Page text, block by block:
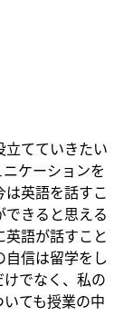
立てていきたい
ケーションを
英語を話すこ
きると思える
語が話すこと
信は留学をし
でなく、私の
ても授業の中